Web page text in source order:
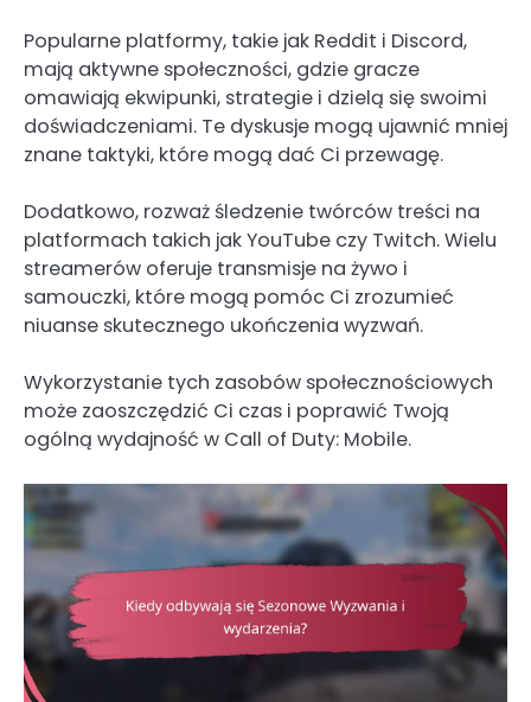
Popularne platformy, takie jak Reddit i Discord,
mają aktywne społeczności, gdzie gracze
omawiają ekwipunki, strategie i dzielą się swoimi
doświadczeniami. Te dyskusje mogą ujawnić mniej
znane taktyki, które mogą dać Ci przewagę.
Dodatkowo, rozważ śledzenie twórców treści na
platformach takich jak YouTube czy Twitch. Wielu
streamerów oferuje transmisje na żywo i
samouczki, które mogą pomóc Ci zrozumieć
niuanse skutecznego ukończenia wyzwań.
Wykorzystanie tych zasobów społecznościowych
może zaoszczędzić Ci czas i poprawić Twoją
ogólną wydajność w Call of Duty: Mobile.